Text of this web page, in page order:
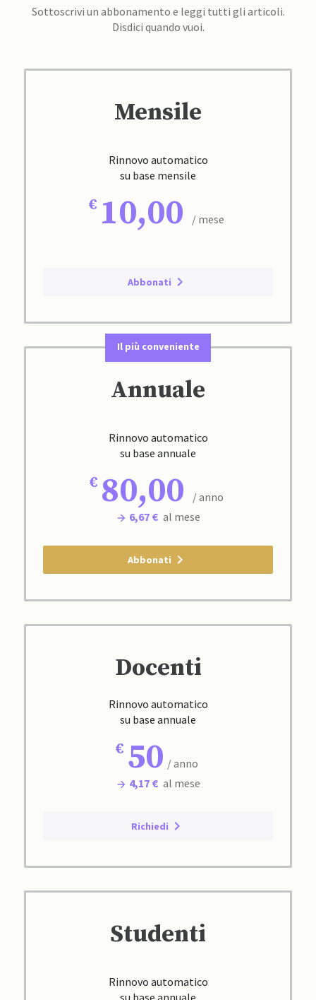
Sottoscrivi un abbonamento e leggi tutti gli articoli.
Disdici quando vuoi.
Mensile
Rinnovo automatico
su base mensile
10,00 / mese
Abbonati
Il più conveniente
Annuale
Rinnovo automatico
su base annuale
80,00
/ anno
6,67 € al mese
Abbonati
Docenti
Rinnovo automatico
su base annuale
50 / anno
4,17 € al mese
Richiedi
Studenti
Rinnovo automatico
su base annuale